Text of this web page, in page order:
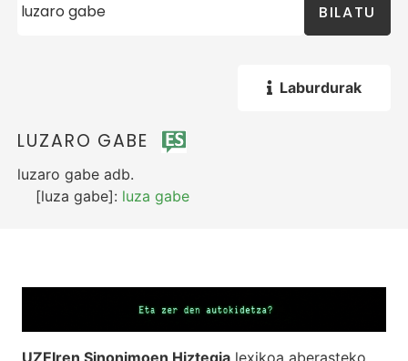
BILATU
Laburdurak
LUZARO GABE
luzaro gabe adb.
[luza gabe]: luza gabe